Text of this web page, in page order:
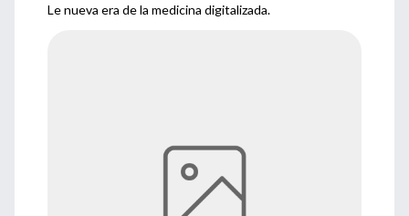
Le nueva era de la medicina digitalizada.